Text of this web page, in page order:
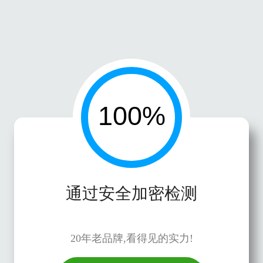
通过安全加密检测
20年老品牌,看得见的实力!